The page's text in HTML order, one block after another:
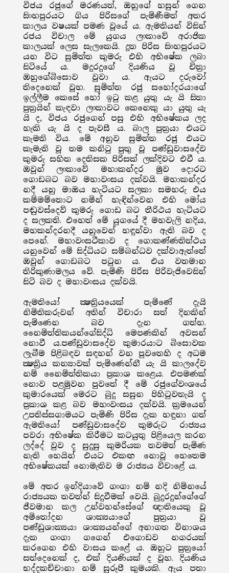
විජය රජුගේ මරණයත්, ඔහුගේ හසුන් ගෙන
සිංහපුරයට ගිය පිරිසගේ පැමිණීමත් අතර
කාලය වෂයක් පමණ වූයේ ය. ඇමතියන් විසින්
රජය විචාල මේ යුගය ලංකාවේ අරාජික
කාලයක් ලෙස සැලකෙයි. දූත පිරිස සිංහපුරයට
යන විට සුමිත්ත කුමරු එහි අභිෂේක ලබා
සිටියේ ය. මදුරදුගේ දියණිය වූ චිත්‍රා
ඔහුගේබිසොව වූවා ය. ඇයට දරුවෝ
තිදෙනෙක් වූහ. සුමිත්ත රජු සහෝදරයාගේ
ඉල්ලීම කෙසේ හෝ ඉටු කළ යුතු යැ යි සිතා
පුත්‍රයින් කැඳවා ලංකාවට කෙනෙකු යා යුතු යැ
යි ද, විජය රජුගෙන් පසු එහි අභිෂේකය ලද
හැකි යැ යි ද පැවසී ය. බාල පුත්‍රයා එයට
කැමති විය. මේ අනුව සුමිත්ත රජු එයට
කැමැති වූ තම කනිටු පුතු වූ පණ්ඩුවාසදේව
කුමරු සහිත දෙතිසක පිරිසක් ලක්දිවට එවී ය.
ඔවුන් ලංකාවේ මහාකන්දර මුව දොරට
ගොඩබට බව මහාවංසය දක්වයි. මහාකන්දර
නදී යනු මාඔය හැටියට සලකා සමහරු එය
කම්මම්තොට නමින් හැඳින්වෙන එහි මෝය
පඬුවස්දෙව් කුමරු ගොඩ බට තීරිථය හැටියට
ද සලකති. එහෙත් මේ යුගයේ දී මහවැලි නදිය,
මහකන්දරනදී යනුවෙන් හඳුන්වා ඇති බව ද
පෙනේ. මහාවංසටීකාව ද ගොකණ්ණතිත්ථය
යනුවෙන් මේ සිද්ධියට සම්බන්ධව දක්වාඇත්තේ
ඔවුන් ගොඩබට පටුන ය. එය වතමාන
තිරිකුණාමලය වේ. පැමිණි පිරිස පිරිවැජිවෙසින්
සිටි බව ද මහාවංසය දක්වයි.
ඇමතියෝ ක්‍ෂත්‍රියයෙක් පැමිණේ දැයි
නිමිතිකරුවන් අතින් විචාරා සත් දිනකින්
පැමිණෙන බව දැන ගත්හ.
නෛමිත්තිකයන්ගේසිද්ධි මෙපණකින් අවසන්
නොවී ය.පණ්ඩුවාසදේව කුමාරයාට බිසොවක
ලැබීම පිළිබඳව සඳහන් වන පුවතෙහි ද අධම
ක්‍ෂත්‍රිය කන්‍යාවක් පැමිණෙන්නී යැ යි කාලදේව
නම් නෛමිත්තිකයා ප්‍රකාශ කළෙය. එපමණක්
නොව පළමුවන පුවතේ දී මේ රජුගේවංශයේ
කුමාරයෙක් මෙරට බුදු සසුන පිහිටුවතැයි ද
ප්‍රකාශ කළ බව මහංවංසය දක්වයි. ක්‍රමයෙන්
උපතිස්සගාමයට පැමිණි පිරිස දැක හඳුනා ගත්
ඇමතියෝ පණ්ඩුවාසදේව කුමරුට රාජ්‍යය
පවරා අභිෂේක කිරීමට කටයුතු පිළියෙල කරන
ලද්දේ වුව ද සුදුසු කුමරියක තවමත් පැමිණ
නැති හෙයින් එයට එකඟ නොවූ හෙතෙම
අභිෂේකයක් නොමැතිව ම රාජ්‍යය විචාළේ ය.
මේ අතර ඉන්දියාවේ ගංගා නම් නදි නිම්නයේ
රාජ්‍යයක තවත්න් සිදුවීමක් වෙයි. බුදුරදුන්ගේගේ
ජීවමාන කල උන්වහන්සේගේ ඥාතියෙකු වූ
අමිතෝදන ශාක්‍යයාගේ පුත්‍රයා වූ
පණ්ඩුශාක්‍යයා ශාක්‍යයන්ගේ අනාගත විනාශය
දැක ගංගා ගගෙන් එගොඩව නගරයක්
කරගෙන එහි වාසය කළේ ය. ඔහුට පුත්‍රයෝ
සත්දෙනෙක් ද, එක් දියණියක් ද වූහ. දියණිය
භද්දකච්චානා නම් සුරූපී කුමයකි. ඇය පතා